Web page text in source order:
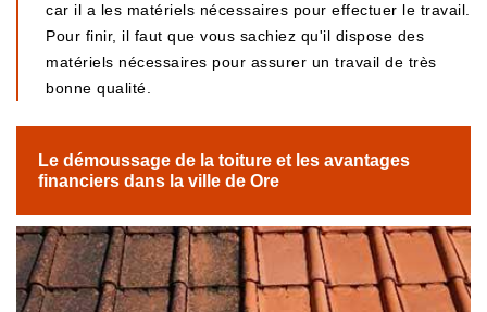
car il a les matériels nécessaires pour effectuer le travail.
Pour finir, il faut que vous sachiez qu'il dispose des
matériels nécessaires pour assurer un travail de très
bonne qualité.
Le démoussage de la toiture et les avantages
financiers dans la ville de Ore